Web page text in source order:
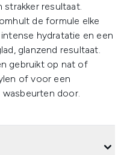
strakker resultaat.
de formule elke
hydratatie en een
glanzend resultaat.
gebruikt op nat of
of voor een
door.